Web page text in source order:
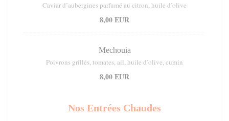
Caviar d’aubergines parfumé au citron, huile d’olive
8,00 EUR
Mechouia
Poivrons grillés, tomates, ail, huile d’olive, cumin
8,00 EUR
Nos Entrées Chaudes